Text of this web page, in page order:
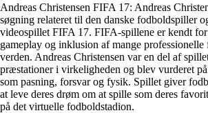
Andreas Christensen FIFA 17: Andreas
søgning relateret til den danske fodboldspiller
videospillet FIFA 17. FIFA-spillene er kendt for
gameplay og inklusion af mange
verden. Andreas Christensen var en del af
præstationer i virkeligheden og blev vurderet
som pasning, forsvar og fysik. Spillet giver
at leve deres drøm om at spille som deres
på det virtuelle fodboldstadion.